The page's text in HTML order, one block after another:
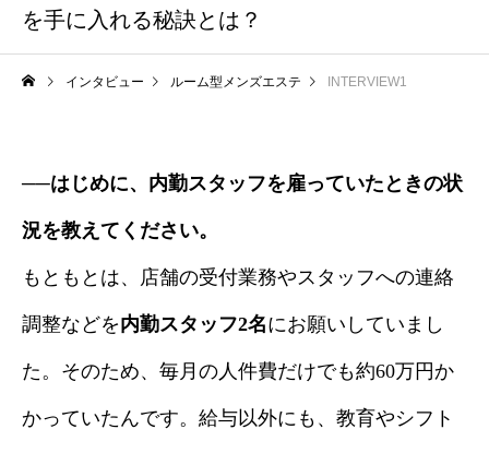
を手に入れる秘訣とは？
インタビュー ルーム型メンズエステ INTERVIEW1
──はじめに、内勤スタッフを雇っていたときの状
況を教えてください。
もともとは、店舗の受付業務やスタッフへの連絡
調整などを内勤スタッフ2名にお願いしていまし
た。そのため、毎月の人件費だけでも約60万円か
かっていたんです。給与以外にも、教育やシフト